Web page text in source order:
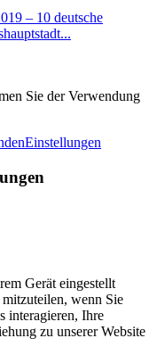
– 10 deutsche
Sie der Verwendung
Einstellungen
Gerät eingestellt
wenn Sie
interagieren, Ihre
zu unserer Website